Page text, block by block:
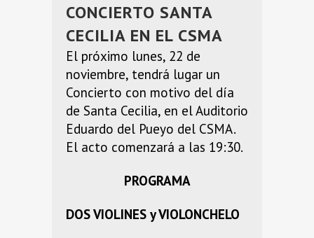
CONCIERTO SANTA
CECILIA EN EL CSMA
El próximo lunes, 22 de
noviembre, tendrá lugar un
Concierto con motivo del día
de Santa Cecilia, en el Auditorio
Eduardo del Pueyo del CSMA.
El acto comenzará a las 19:30.
PROGRAMA
DOS VIOLINES y VIOLONCHELO